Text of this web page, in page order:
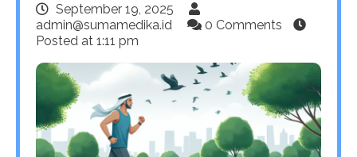
September 19, 2025
admin@sumamedika.id
0 Comments
Posted at 1:11 pm